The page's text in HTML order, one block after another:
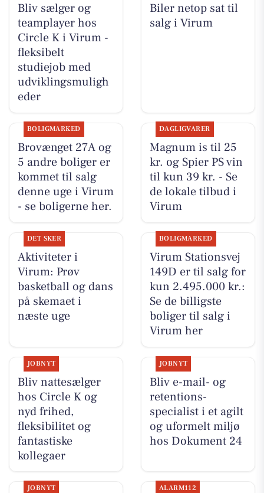
Bliv sælger og
teamplayer hos
Circle K i Virum -
fleksibelt
studiejob med
udviklingsmuligh
eder
Biler netop sat til
salg i Virum
BOLIGMARKED
Brovænget 27A og
5 andre boliger er
kommet til salg
denne uge i Virum
- se boligerne her.
DAGLIGVARER
Magnum is til 25
kr. og Spier PS vin
til kun 39 kr. - Se
de lokale tilbud i
Virum
DET SKER
Aktiviteter i
Virum: Prøv
basketball og dans
på skemaet i
næste uge
BOLIGMARKED
Virum Stationsvej
149D er til salg for
kun 2.495.000 kr.:
Se de billigste
boliger til salg i
Virum her
JOBNYT
Bliv nattesælger
hos Circle K og
nyd frihed,
fleksibilitet og
fantastiske
kollegaer
JOBNYT
Bliv e-mail- og
retentions-
specialist i et agilt
og uformelt miljø
hos Dokument 24
JOBNYT ALARM112